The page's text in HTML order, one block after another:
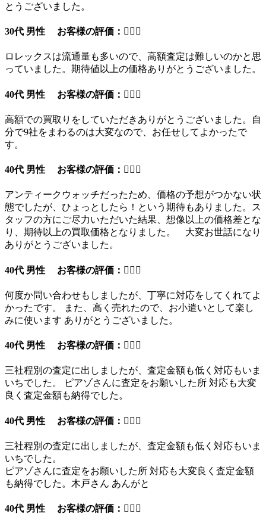
とうございました。
30代 男性 お客様の評価：
ロレックスは流通量も多いので、高額査定は難しいのかと思
っていました。期待値以上の価格ありがとうございました。
40代 男性 お客様の評価：
高額での買取りをしていただきありがとうございました。自
分で9社をまわるのは大変なので、お任せしてよかったで
す。
40代 男性 お客様の評価：
アンティークウォッチだったため、価格の予想がつかない状
態でしたが、ひょっとしたら！という期待もありました。ス
タッフの方にご尽力いただいた結果、想像以上の価格差とな
り、期待以上の買取価格となりました。 大変お世話になり
ありがとうございました。
40代 男性 お客様の評価：
何度か問い合わせもしましたが、丁寧に対応をしてくれてよ
かったです。 また、高く売れたので、お小遣いとして楽し
みに使います ありがとうございました。
40代 男性 お客様の評価：
三社程別の査定に出しましたが、査定金額も低く対応もいま
いちでした。 ピアゾさんに査定をお願いした所 対応も大変
良く査定金額も納得でした。
40代 男性 お客様の評価：
三社程別の査定に出しましたが、査定金額も低く対応もいま
いちでした。
ピアゾさんに査定をお願いした所 対応も大変良く査定金額
も納得でした。木戸さん あんがと
40代 男性 お客様の評価：